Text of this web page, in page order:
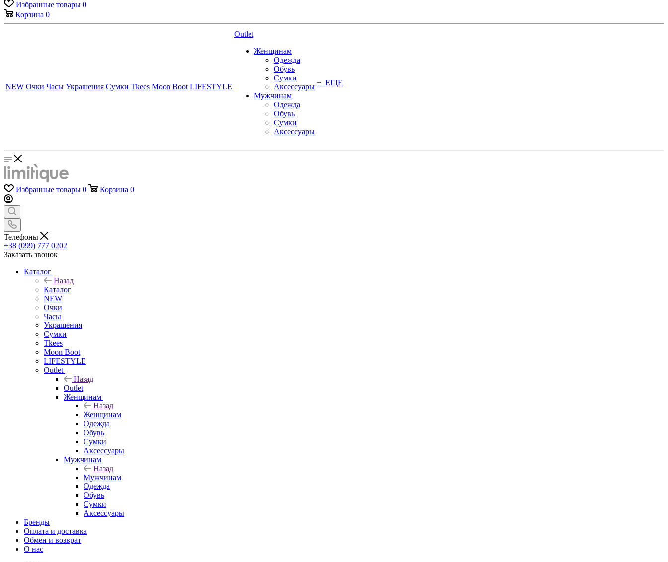
Избранные товары 0
Корзина 0
NEW Очки Часы Украшения Сумки Tkees Moon Boot LIFESTYLE
Outlet
Женщинам
Одежда
Обувь
Сумки
Аксессуары
Мужчинам
Одежда
Обувь
Сумки
Аксессуары
+ ЕЩЕ
Избранные товары 0 Корзина 0
Телефоны
+38 (099) 777 0202
Заказать звонок
Каталог
Назад
Каталог
NEW
Очки
Часы
Украшения
Сумки
Tkees
Moon Boot
LIFESTYLE
Outlet
Назад
Outlet
Женщинам
Назад
Женщинам
Одежда
Обувь
Сумки
Аксессуары
Мужчинам
Назад
Мужчинам
Одежда
Обувь
Сумки
Аксессуары
Бренды
Оплата и доставка
Обмен и возврат
О нас